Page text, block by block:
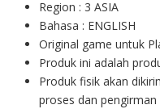
Region : 3 ASIA
Bahasa : ENGLISH
Original game untuk
Produk ini adalah
Produk fisik akan
proses dan